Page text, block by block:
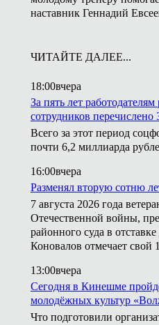
наставник Геннадий
ЧИТАЙТЕ ДАЛЕЕ...
18:00вчера
За пять лет
сотрудников
Всего за этот период
почти 6,2 миллиарда
16:00вчера
Разменял вторую сотню
7 августа 2026 года
Отечественной войны,
районного суда в
Коновалов отмечает свой
13:00вчера
Сегодня в Кинешме
молодёжных культур
Что подготовили